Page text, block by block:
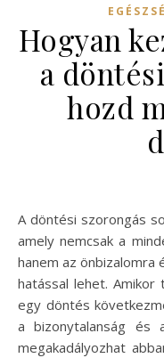
Hogyan
a
hozd
A döntési szorongás sokak életében visszatérő probléma,
amely nemcsak a
hanem az
hatással lehet.
egy döntés
a bizonytalanság és
megakadályozhat